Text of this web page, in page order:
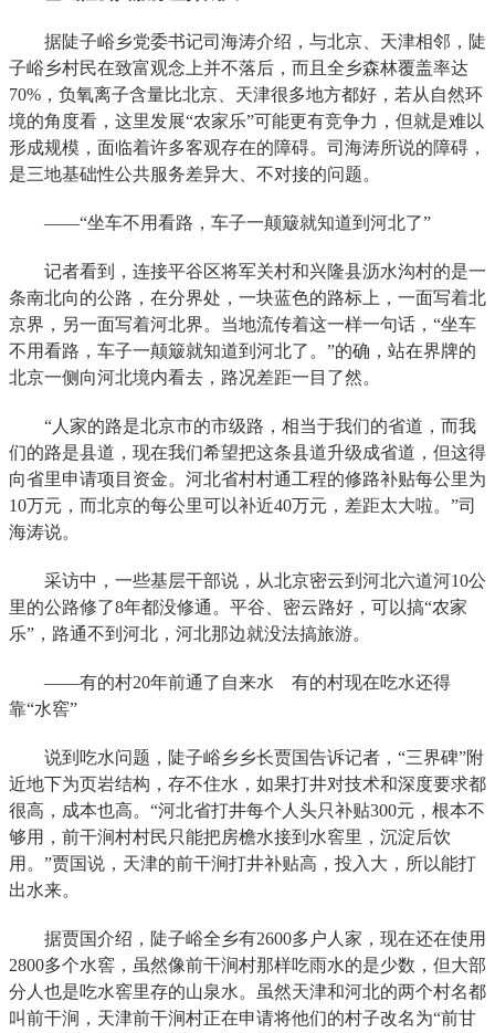
据陡子峪乡党委书记司海涛介绍，与北京、天津相邻，陡
子峪乡村民在致富观念上并不落后，而且全乡森林覆盖率达
70%，负氧离子含量比北京、天津很多地方都好，若从自然环
境的角度看，这里发展“农家乐”可能更有竞争力，但就是难以
形成规模，面临着许多客观存在的障碍。司海涛所说的障碍，
是三地基础性公共服务差异大、不对接的问题。
——“坐车不用看路，车子一颠簸就知道到河北了”
记者看到，连接平谷区将军关村和兴隆县沥水沟村的是一
条南北向的公路，在分界处，一块蓝色的路标上，一面写着北
京界，另一面写着河北界。当地流传着这一样一句话，“坐车
不用看路，车子一颠簸就知道到河北了。”的确，站在界牌的
北京一侧向河北境内看去，路况差距一目了然。
“人家的路是北京市的市级路，相当于我们的省道，而我
们的路是县道，现在我们希望把这条县道升级成省道，但这得
向省里申请项目资金。河北省村村通工程的修路补贴每公里为
10万元，而北京的每公里可以补近40万元，差距太大啦。”司
海涛说。
采访中，一些基层干部说，从北京密云到河北六道河10公
里的公路修了8年都没修通。平谷、密云路好，可以搞“农家
乐”，路通不到河北，河北那边就没法搞旅游。
——有的村20年前通了自来水 有的村现在吃水还得
靠“水窖”
说到吃水问题，陡子峪乡乡长贾国告诉记者，“三界碑”附
近地下为页岩结构，存不住水，如果打井对技术和深度要求都
很高，成本也高。“河北省打井每个人头只补贴300元，根本不
够用，前干涧村村民只能把房檐水接到水窖里，沉淀后饮
用。”贾国说，天津的前干涧打井补贴高，投入大，所以能打
出水来。
据贾国介绍，陡子峪全乡有2600多户人家，现在还在使用
2800多个水窖，虽然像前干涧村那样吃雨水的是少数，但大部
分人也是吃水窖里存的山泉水。虽然天津和河北的两个村名都
叫前干涧，天津前干涧村正在申请将他们的村子改名为“前甘